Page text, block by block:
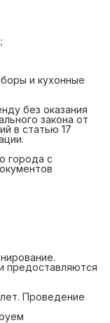
и кухонные
без оказания
закона от
в статью 17
города с
предоставляются
Проведение